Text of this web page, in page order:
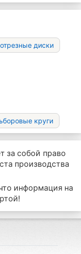
диски
круги
за собой право
производства
информация на